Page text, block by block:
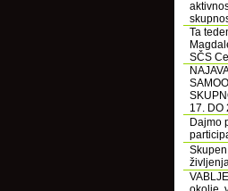
Ta
SČS
17. DO
Dajmo